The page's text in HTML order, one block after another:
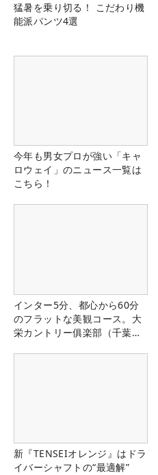
猛暑を乗り切る！ こだわり機
能派パンツ4選
今年も男女プロが強い「キャ
ロウェイ」のニュース一覧は
こちら！
インター5分、都心から60分
のフラットな美観コース。大
栄カントリー俱楽部（千葉
新『TENSEIオレンジ』はドラ
イバーシャフトの“最適解”